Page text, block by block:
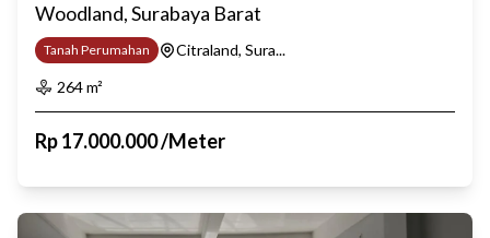
Woodland, Surabaya Barat
Tanah Perumahan
Citraland, Sura...
264m²
Rp17.000.000/Meter